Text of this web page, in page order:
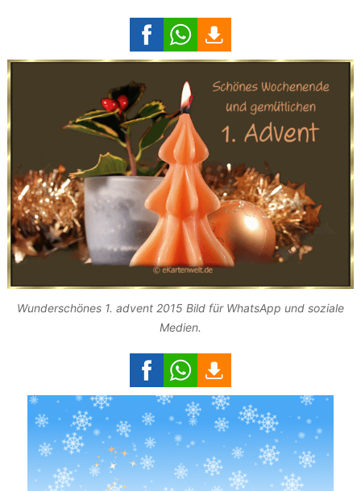
Wunderschönes 1. advent 2015 Bild für WhatsApp und soziale
Medien.